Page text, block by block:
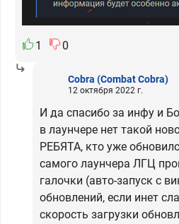
1 0
Cobra (Combat Cobra)
12 октября 2022 г.
И да спасибо за инфу и
в лаунчере нет такой
РЕБЯТА, кто уже
самого лаунчера ЛГЦ
галочки (авто-запуск с
обновлений, если инет
скорость загрузки